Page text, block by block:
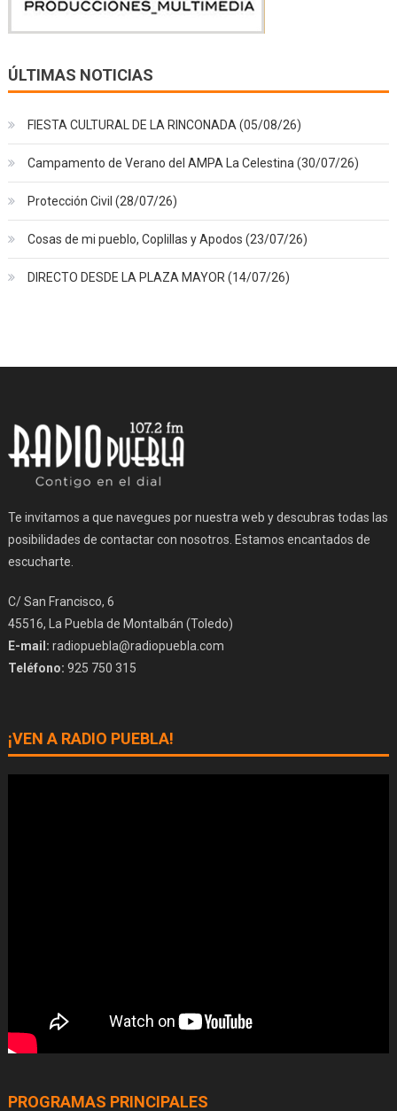
ÚLTIMAS NOTICIAS
FIESTA CULTURAL DE LA RINCONADA (05/08/26)
Campamento de Verano del AMPA La Celestina (30/07/26)
Protección Civil (28/07/26)
Cosas de mi pueblo, Coplillas y Apodos (23/07/26)
DIRECTO DESDE LA PLAZA MAYOR (14/07/26)
Te invitamos a que navegues por nuestra web y descubras todas las
posibilidades de contactar con nosotros. Estamos encantados de
escucharte.
C/ San Francisco, 6
45516, La Puebla de Montalbán (Toledo)
E-mail: radiopuebla@radiopuebla.com
Teléfono: 925 750 315
¡VEN A RADIO PUEBLA!
PROGRAMAS PRINCIPALES